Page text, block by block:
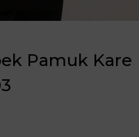
Pamuk Kare